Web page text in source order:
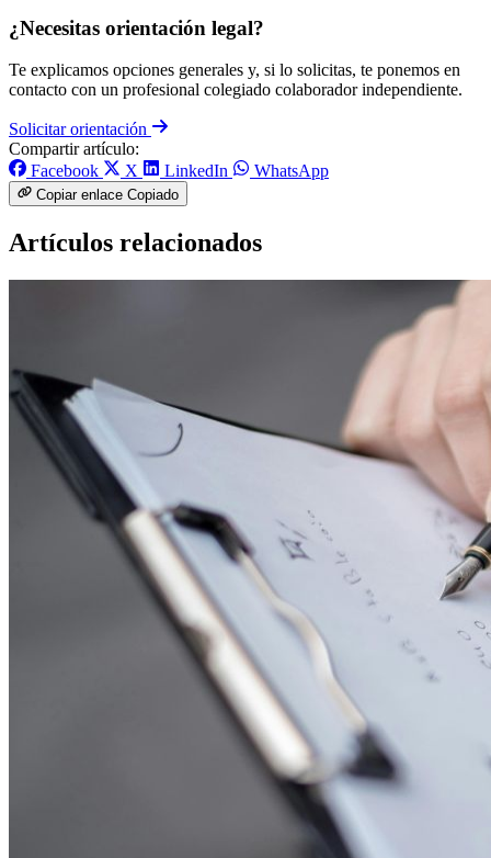
¿Necesitas orientación legal?
Te explicamos opciones generales y, si lo solicitas, te ponemos en
contacto con un profesional colegiado colaborador independiente.
Solicitar orientación
Compartir artículo:
Facebook
X LinkedIn WhatsApp
Copiar enlace Copiado
Artículos relacionados